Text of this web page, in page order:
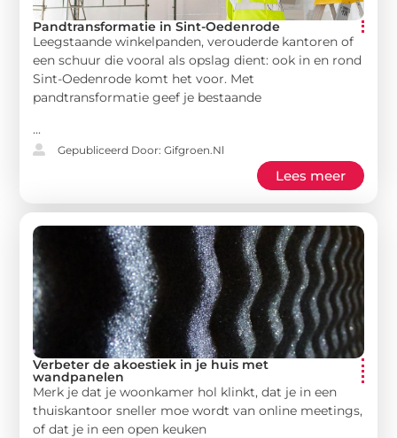
Pandtransformatie in Sint-Oedenrode
Leegstaande winkelpanden, verouderde kantoren of
een schuur die vooral als opslag dient: ook in en rond
Sint-Oedenrode komt het voor. Met
pandtransformatie geef je bestaande
...
Gepubliceerd Door: Gifgroen.nl
Lees meer
Verbeter de akoestiek in je huis met
wandpanelen
Merk je dat je woonkamer hol klinkt, dat je in een
thuiskantoor sneller moe wordt van online meetings,
of dat je in een open keuken